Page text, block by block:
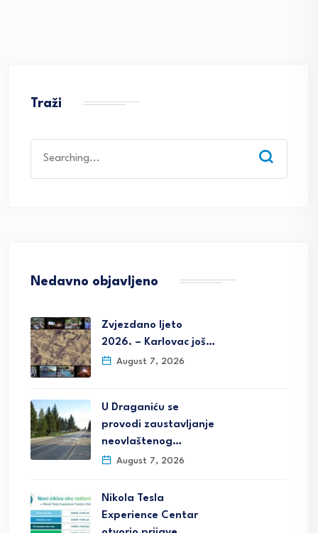
Traži
for:
Nedavno objavljeno
Zvjezdano ljeto
2026. – Karlovac još…
August 7, 2026
U Draganiću se
provodi zaustavljanje
neovlaštenog…
August 7, 2026
Nikola Tesla
Experience Centar